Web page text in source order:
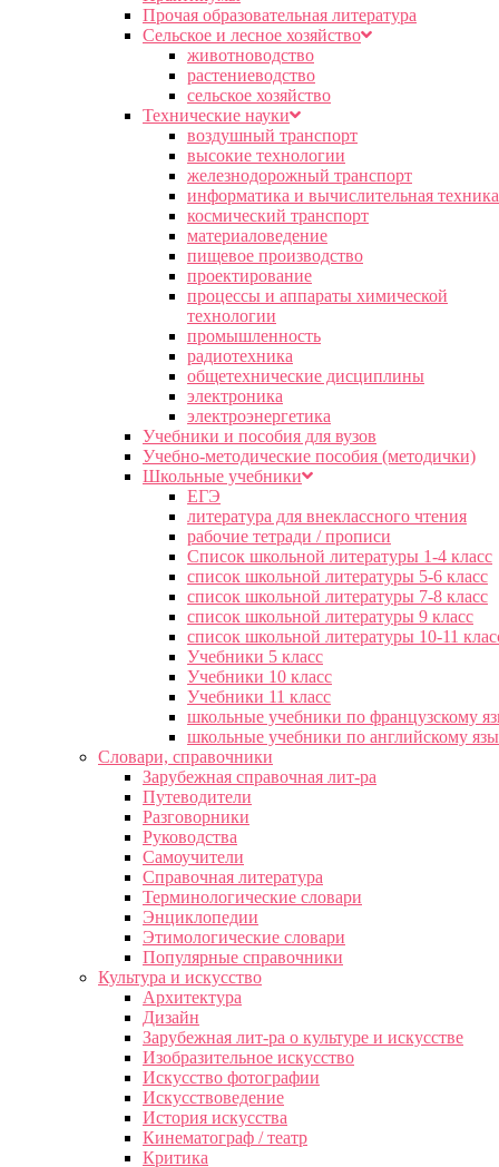
Прочая образовательная литература
Сельское и лесное хозяйство
животноводство
растениеводство
сельское хозяйство
Технические науки
воздушный транспорт
высокие технологии
железнодорожный транспорт
информатика и вычислительная техника
космический транспорт
материаловедение
пищевое производство
проектирование
процессы и аппараты химической
технологии
промышленность
радиотехника
общетехнические дисциплины
электроника
электроэнергетика
Учебники и пособия для вузов
Учебно-методические пособия (методички)
Школьные учебники
ЕГЭ
литература для внеклассного чтения
рабочие тетради / прописи
Список школьной литературы 1-4 класс
список школьной литературы 5-6 класс
список школьной литературы 7-8 класс
список школьной литературы 9 класс
список школьной литературы 10-11
Учебники 5 класс
Учебники 10 класс
Учебники 11 класс
школьные учебники по французскому
школьные учебники по английскому
Словари, справочники
Зарубежная справочная лит-ра
Путеводители
Разговорники
Руководства
Самоучители
Справочная литература
Терминологические словари
Энциклопедии
Этимологические словари
Популярные справочники
Культура и искусство
Архитектура
Дизайн
Зарубежная лит-ра о культуре и искусстве
Изобразительное искусство
Искусство фотографии
Искусствоведение
История искусства
Кинематограф / театр
Критика